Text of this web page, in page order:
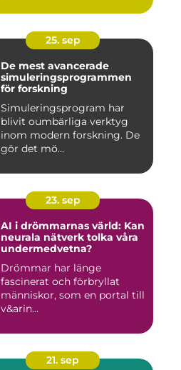
25. sep
De mest avancerade
simuleringsprogrammen
för forskning
Simuleringsprogram har
blivit oumbärliga verktyg
inom modern forskning. De
gör det mö...
23. sep
AI i drömmarnas värld: Kan
neurala nätverk tolka våra
undermedvetna?
Drömmar har länge
fascinerat och förbryllat
människor, som en portal till
v&arin...
21. sep